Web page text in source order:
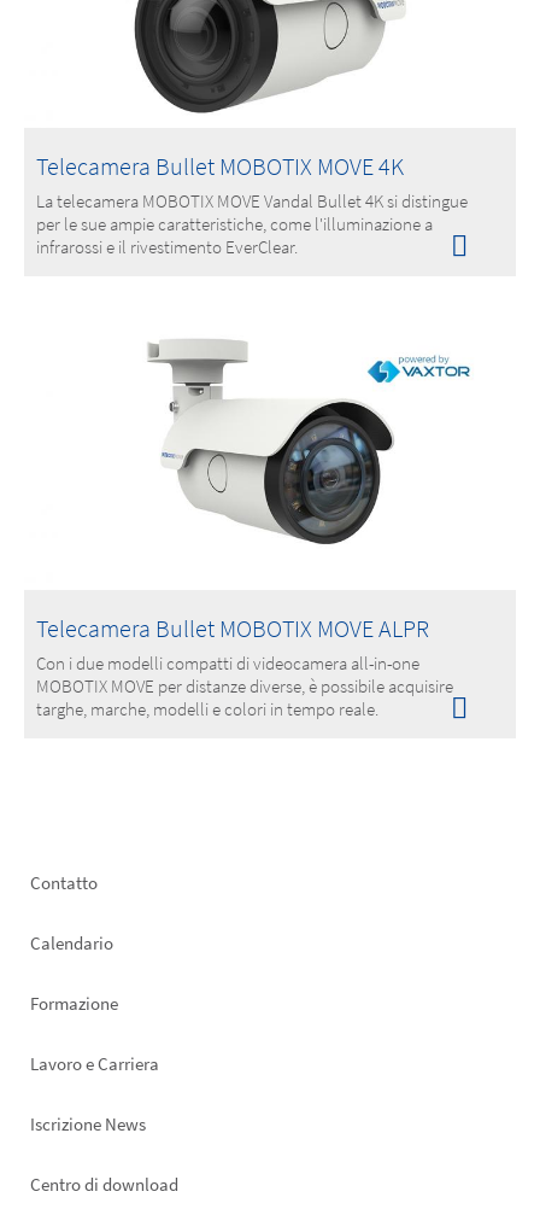
Telecamera Bullet MOBOTIX MOVE 4K
La telecamera MOBOTIX MOVE Vandal Bullet 4K si distingue
per le sue ampie caratteristiche, come l'illuminazione a
infrarossi e il rivestimento EverClear.
Telecamera Bullet MOBOTIX MOVE ALPR
Con i due modelli compatti di videocamera all-in-one
MOBOTIX MOVE per distanze diverse, è possibile acquisire
targhe, marche, modelli e colori in tempo reale.
Footer
Contatto
Calendario
Formazione
Lavoro e Carriera
Iscrizione News
Footer
Centro di download